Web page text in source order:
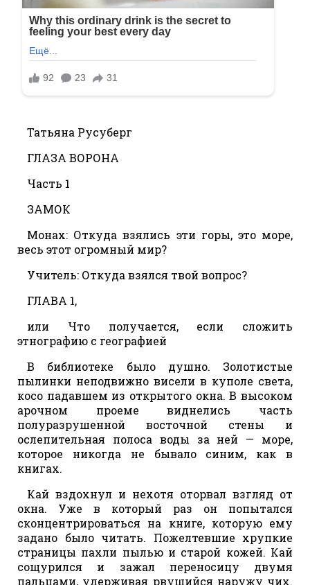
Татьяна Русуберг
ГЛАЗА ВОРОНА
Часть 1
ЗАМОК
Монах: Откуда взялись эти горы, это море,
весь этот огромный мир?
Учитель: Откуда взялся твой вопрос?
ГЛАВА 1,
или Что получается, если сложить
этнографию с географией
В библиотеке было душно. Золотистые
пылинки неподвижно висели в куполе света,
косо падавшем из открытого окна. В высоком
арочном проеме виднелись часть
полуразрушенной восточной стены и
ослепительная полоса воды за ней — море,
которое никогда не бывало синим, как в
книгах.
Кай вздохнул и нехотя оторвал взгляд от
окна. Уже в который раз он попытался
сконцентрироваться на книге, которую ему
задано было читать. Пожелтевшие хрупкие
страницы пахли пылью и старой кожей. Кай
сощурился и зажал переносицу двумя
пальцами, удерживая рвущийся наружу чих.